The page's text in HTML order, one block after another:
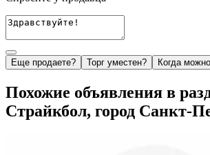
Еще продаете? Торг уместен? Когда
Похожие объявления в
Страйкбол, город Санкт-